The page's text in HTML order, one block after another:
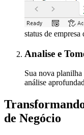
status de
Analise e
Sua nova planilha
análise
de Negócio